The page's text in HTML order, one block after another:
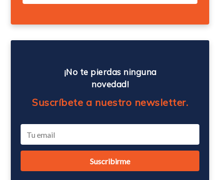
¡No te pierdas ninguna
novedad!
Suscríbete a nuestro newsletter.